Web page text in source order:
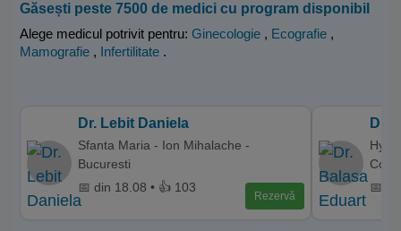
Găsești peste 7500 de medici cu program disponibil
Alege medicul potrivit pentru: Ginecologie , Ecografie ,
Mamografie , Infertilitate .
Dr. Lebit Daniela
Sfanta Maria - Ion Mihalache -
Bucuresti
📅 din 18.08 • 👍 103
Rezervă
Dr.
📅